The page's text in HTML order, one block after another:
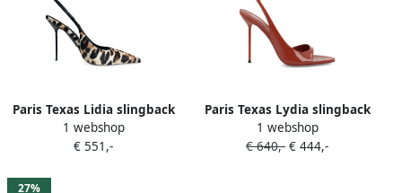
Paris Texas Lidia slingback
pumps Beige
1 webshop
€ 551,-
Paris Texas Lydia slingback
pumps Bruin
1 webshop
€ 640,- € 444,-
27%